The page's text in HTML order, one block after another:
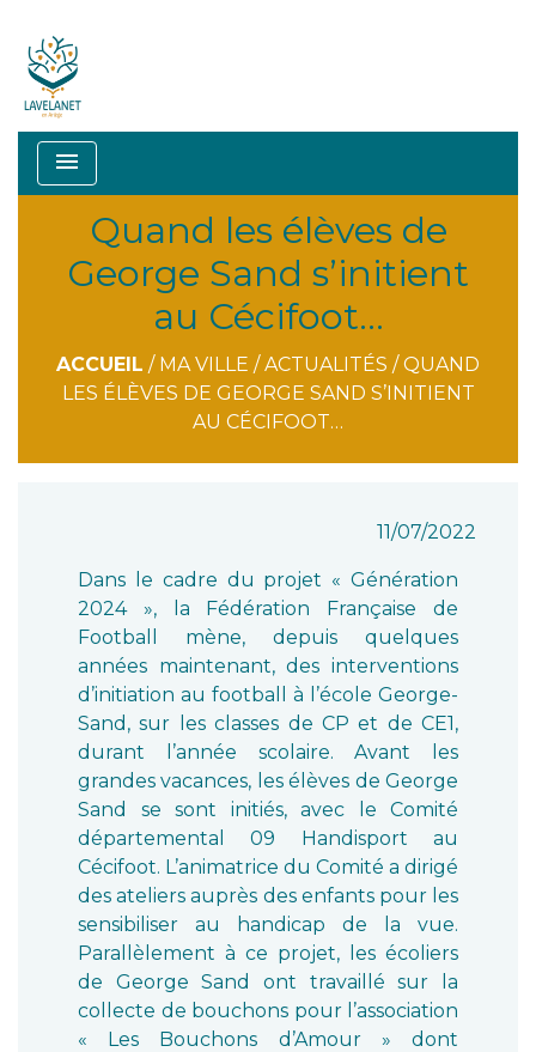
menu
Quand les élèves de
George Sand s’initient
au Cécifoot…
ACCUEIL / MA VILLE /ACTUALITÉS /QUAND
LES ÉLÈVES DE GEORGE SAND S’INITIENT
AU CÉCIFOOT…
11/07/2022
Dans le cadre du projet « Génération
2024 », la Fédération Française de
Football mène, depuis quelques
années maintenant, des interventions
d’initiation au football à l’école George-
Sand, sur les classes de CP et de CE1,
durant l’année scolaire. Avant les
grandes vacances, les élèves de George
Sand se sont initiés, avec le Comité
départemental 09 Handisport au
Cécifoot. L’animatrice du Comité a dirigé
des ateliers auprès des enfants pour les
sensibiliser au handicap de la vue.
Parallèlement à ce projet, les écoliers
de George Sand ont travaillé sur la
collecte de bouchons pour l’association
« Les Bouchons d’Amour » dont